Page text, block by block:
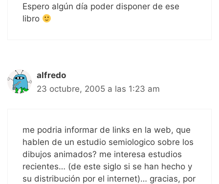
Espero algún día poder disponer de ese
libro
alfredo
23 octubre, 2005 a las 1:23 am
me podria informar de links en la web, que
hablen de un estudio semiologico sobre los
dibujos animados? me interesa estudios
recientes… (de este siglo si se han hecho y
su distribución por el internet)… gracias, por